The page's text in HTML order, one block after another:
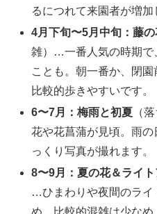
るにつれて来園者が増加
4月下旬〜5月中旬：藤の
雑）…一番人気の時期で
ことも。朝一番か、閉
比較的歩きやすいです。
6〜7月：梅雨と初夏 （
花や花菖蒲が見頃。雨
っくり写真が撮れます。
8〜9月：夏の花＆ライ
…ひまわりや夜間のライ